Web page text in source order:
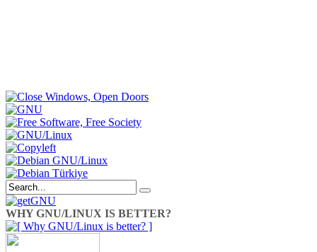
WHY GNU/LINUX IS BETTER?